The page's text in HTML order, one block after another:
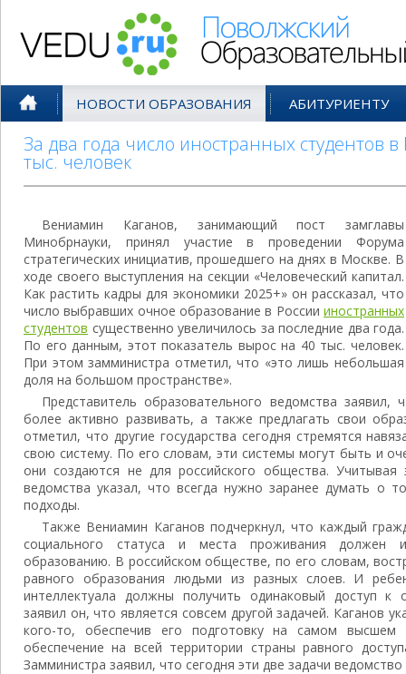
НОВОСТИ ОБРАЗОВАНИЯ АБИТУРИЕНТУ
За два года число иностранных студентов
тыс. человек
Вениамин Каганов, занимающий пост замглавы
Минобрнауки, принял участие в проведении Форума
стратегических инициатив, прошедшего на днях в Москве. В
ходе своего выступления на секции «Человеческий капитал.
Как растить кадры для экономики 2025+» он рассказал, что
число выбравших очное образование в России иностранных
студентов существенно увеличилось за последние два года.
По его данным, этот показатель вырос на 40 тыс. человек.
При этом замминистра отметил, что «это лишь небольшая
доля на большом пространстве».
Представитель образовательного ведомства заявил,
более активно развивать, а также предлагать свои
отметил, что другие государства сегодня стремятся
свою систему. По его словам, эти системы могут быть и
они создаются не для российского общества. Учитывая
ведомства указал, что всегда нужно заранее думать о
подходы.
Также Вениамин Каганов подчеркнул, что каждый
социального статуса и места проживания должен
образованию. В российском обществе, по его словам,
равного образования людьми из разных слоев. И
интеллектуала должны получить одинаковый доступ к
заявил он, что является совсем другой задачей. Каганов
кого-то, обеспечив его подготовку на самом
обеспечение на всей территории страны равного
Замминистра заявил, что сегодня эти две задачи